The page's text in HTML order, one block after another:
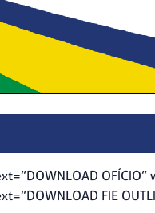
OFÍCIO”
FIE